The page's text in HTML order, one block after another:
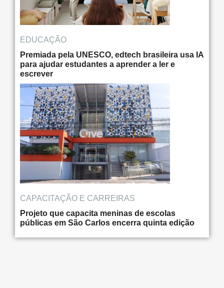
EDUCAÇÃO
Premiada pela UNESCO, edtech brasileira usa IA
para ajudar estudantes a aprender a ler e
escrever
CAPACITAÇÃO E CARREIRAS
Projeto que capacita meninas de escolas
públicas em São Carlos encerra quinta edição